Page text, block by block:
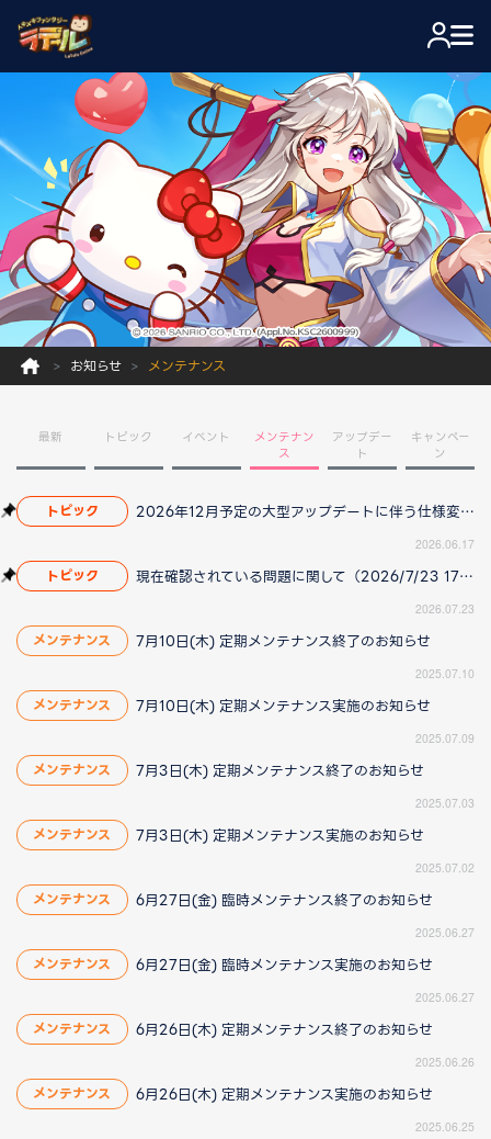
お知らせ メンテナンス
最新 トピック イベント
メンテナン
ス
アップデー
ト
キャンペー
ン
トピック 2026年12月予定の大型アップデートに伴う仕様変更のお知らせ
2026.06.17
トピック 現在確認されている問題に関して（2026/7/23 17:00更新）
2026.07.23
メンテナンス 7月10日(木) 定期メンテナンス終了のお知らせ
2025.07.10
メンテナンス 7月10日(木) 定期メンテナンス実施のお知らせ
2025.07.09
メンテナンス 7月3日(木) 定期メンテナンス終了のお知らせ
2025.07.03
メンテナンス 7月3日(木) 定期メンテナンス実施のお知らせ
2025.07.02
メンテナンス 6月27日(金) 臨時メンテナンス終了のお知らせ
2025.06.27
メンテナンス 6月27日(金) 臨時メンテナンス実施のお知らせ
2025.06.27
メンテナンス 6月26日(木) 定期メンテナンス終了のお知らせ
2025.06.26
メンテナンス 6月26日(木) 定期メンテナンス実施のお知らせ
2025.06.25